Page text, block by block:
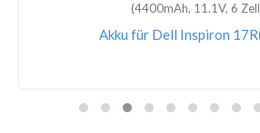
(4400mAh, 11.1V, 6
Akku für Dell Inspiron